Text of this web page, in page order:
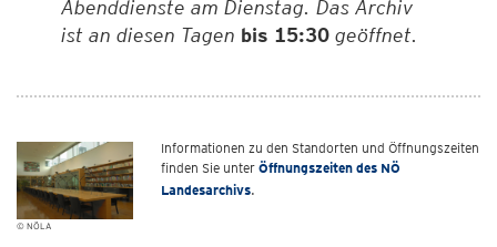
Abenddienste am Dienstag. Das Archiv
ist an diesen Tagen bis 15:30 geöffnet.
© NÖLA
Informationen zu den Standorten und Öffnungszeiten
finden Sie unter Öffnungszeiten des NÖ
Landesarchivs.